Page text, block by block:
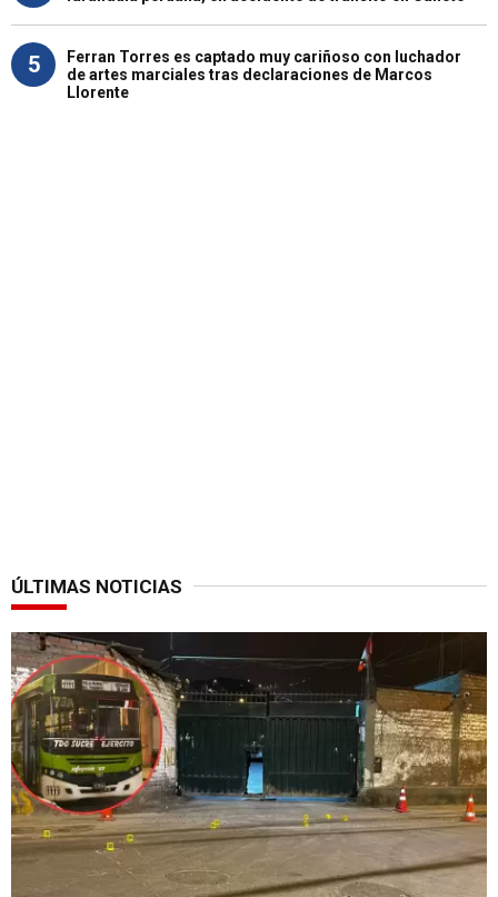
5
Ferran Torres es captado muy cariñoso con luchador
de artes marciales tras declaraciones de Marcos
Llorente
ÚLTIMAS NOTICIAS